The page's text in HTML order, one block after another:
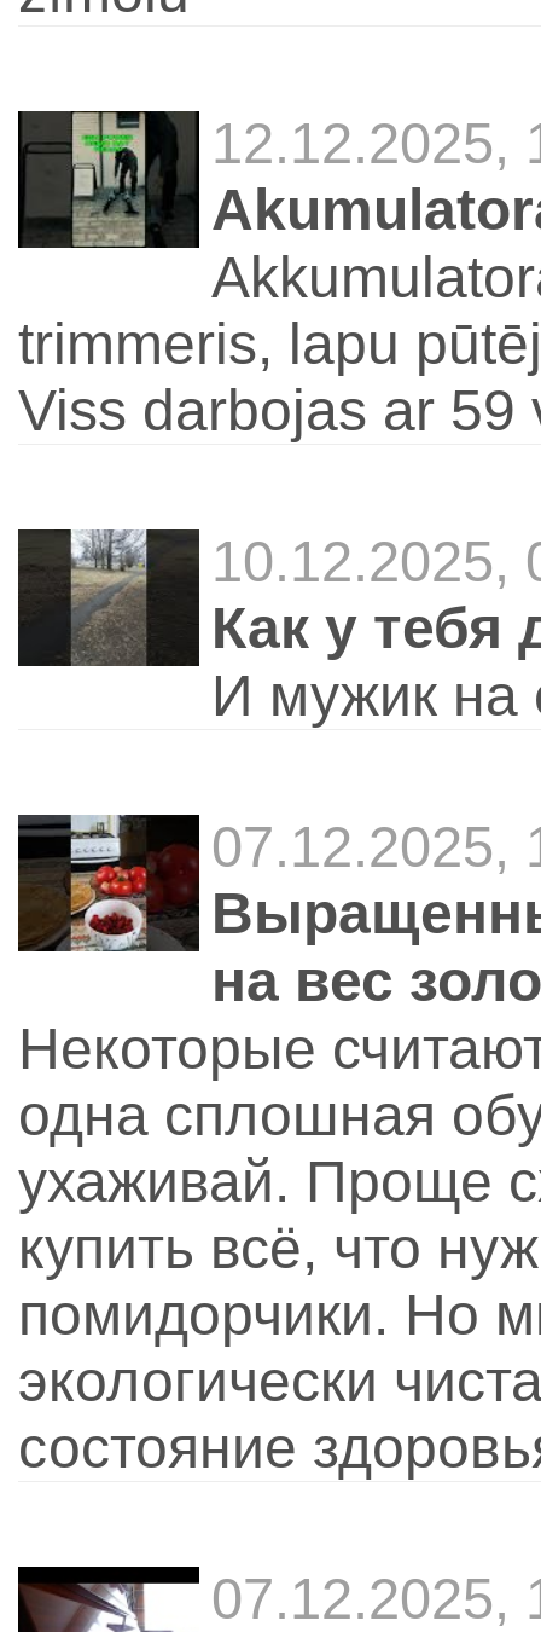
12.12.2025,
trimmeris, lapu
Viss darbojas ar 59
10.12.2025,
Как у тебя
И мужик на
07.12.2025,
на вес
Некоторые
одна сплошная
ухаживай. Проще
купить всё, что
помидорчики. Но
экологически
состояние
07.12.2025,